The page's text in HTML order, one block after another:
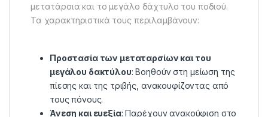
μετατάρσια και το μεγάλο δάχτυλο του ποδιού.
Τα χαρακτηριστικά τους περιλαμβάνουν:
Προστασία των μεταταρσίων και του
μεγάλου δακτύλου: Βοηθούν στη μείωση της
πίεσης και της τριβής, ανακουφίζοντας από
τους πόνους.
Άνεση και ευεξία: Παρέχουν ανακούφιση στο